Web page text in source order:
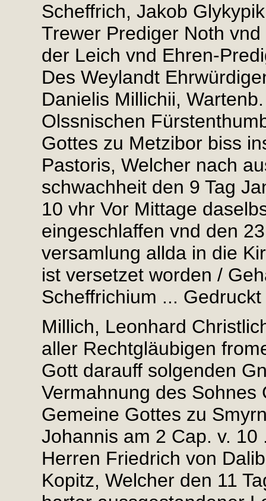
Scheffrich, Jakob
Trewer Prediger Noth
der Leich vnd Ehren-
Des Weylandt
Danielis Millichii,
Olssnischen
Gottes zu Metzibor biss
Pastoris, Welcher nach
schwachheit den 9 Tag
10 vhr Vor Mittage
eingeschlaffen vnd den
versamlung allda in die
ist versetzet worden /
Scheffrichium ...
Millich, Leonhard
aller Rechtgläubigen
Gott darauff solgenden
Vermahnung des
Gemeine Gottes zu
Johannis am 2 Cap. v.
Herren Friedrich von
Kopitz, Welcher den 11